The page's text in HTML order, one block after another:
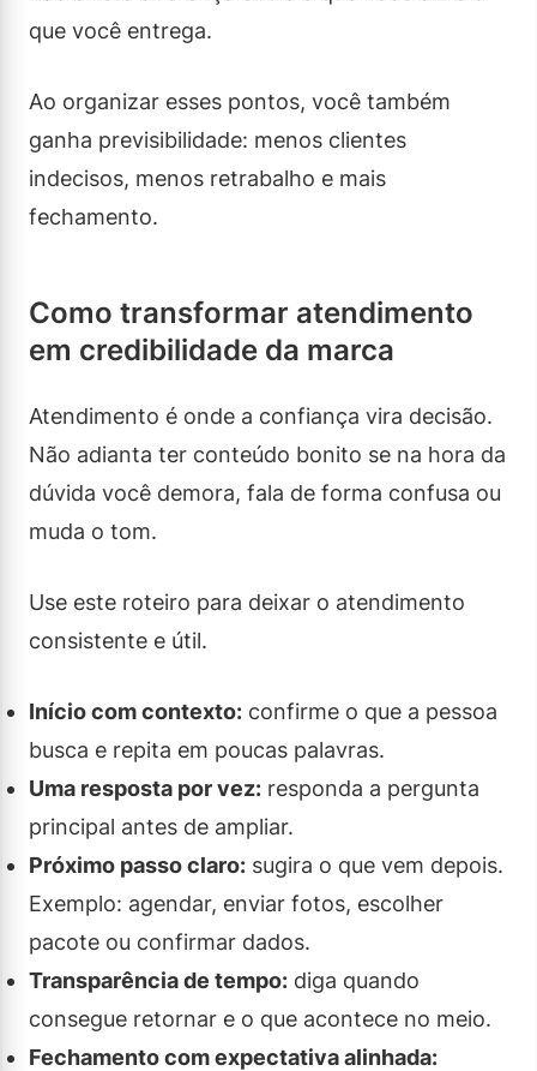
que você entrega.
Ao organizar esses pontos, você também
ganha previsibilidade: menos clientes
indecisos, menos retrabalho e mais
fechamento.
Como transformar atendimento
em credibilidade da marca
Atendimento é onde a confiança vira decisão.
Não adianta ter conteúdo bonito se na hora da
dúvida você demora, fala de forma confusa ou
muda o tom.
Use este roteiro para deixar o atendimento
consistente e útil.
Início com contexto: confirme o que a pessoa
busca e repita em poucas palavras.
Uma resposta por vez: responda a pergunta
principal antes de ampliar.
Próximo passo claro: sugira o que vem depois.
Exemplo: agendar, enviar fotos, escolher
pacote ou confirmar dados.
Transparência de tempo: diga quando
consegue retornar e o que acontece no meio.
Fechamento com expectativa alinhada: